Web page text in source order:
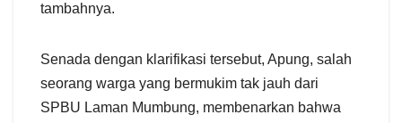
tambahnya.
Senada dengan klarifikasi tersebut, Apung, salah
seorang warga yang bermukim tak jauh dari
SPBU Laman Mumbung, membenarkan bahwa